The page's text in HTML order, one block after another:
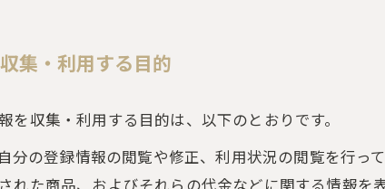
集・利用する目的
を収集・利用する目的は、以下のとおりです。
分の登録情報の閲覧や修正、利用状況の閲覧を行
れた商品、およびそれらの代金などに関する情報を